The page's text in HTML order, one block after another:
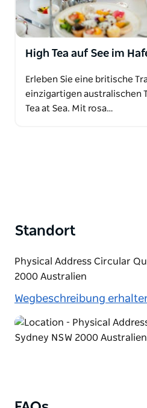
High Tea auf See im
Erleben Sie eine britische
einzigartigen australischen
Tea at Sea. Mit rosa…
Standort
Physical Address Circular
2000 Australien
Wegbeschreibung